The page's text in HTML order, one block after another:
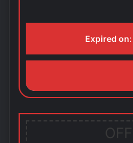
Expired on: